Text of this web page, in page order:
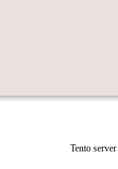
Tento